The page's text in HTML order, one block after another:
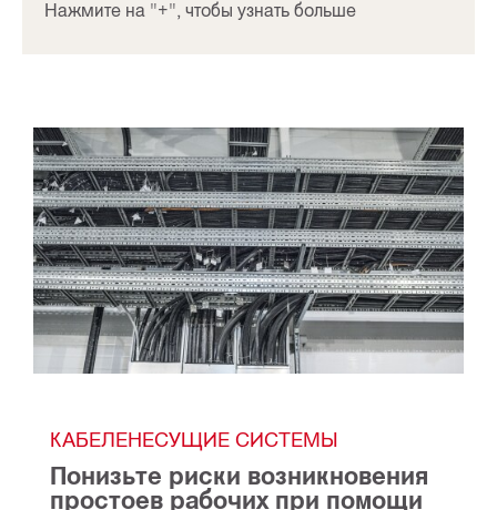
Нажмите на "+", чтобы узнать больше
КАБЕЛЕНЕСУЩИЕ СИСТЕМЫ
Понизьте риски возникновения
простоев рабочих при помощи